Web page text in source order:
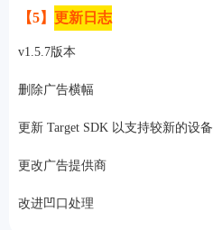
【5】 更新日志
v1.5.7版本
删除广告横幅
更新 Target SDK 以支持较新的设备
更改广告提供商
改进凹口处理